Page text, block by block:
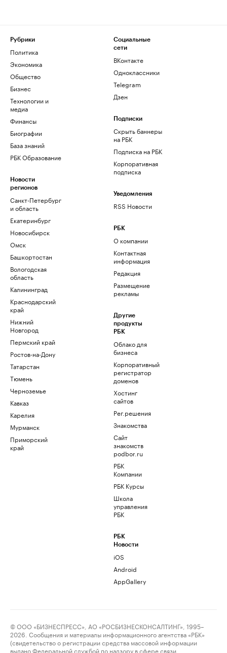
Рубрики
Политика
Экономика
Общество
Бизнес
Технологии и
медиа
Финансы
Биографии
База знаний
РБК Образование
Новости
регионов
Санкт-Петербург
и область
Екатеринбург
Новосибирск
Омск
Башкортостан
Вологодская
область
Калининград
Краснодарский
край
Нижний
Новгород
Пермский край
Ростов-на-Дону
Татарстан
Тюмень
Черноземье
Кавказ
Карелия
Мурманск
Приморский
край
Социальные
сети
ВКонтакте
Одноклассники
Telegram
Дзен
Подписки
Скрыть баннеры
на РБК
Подписка на РБК
Корпоративная
подписка
Уведомления
RSS Новости
РБК
О компании
Контактная
информация
Редакция
Размещение
рекламы
Другие
продукты
РБК
Облако для
бизнеса
Корпоративный
регистратор
доменов
Хостинг
сайтов
Рег.решения
Знакомства
Сайт
знакомств
podbor.ru
РБК
Компании
РБК Курсы
Школа
управления
РБК
РБК
Новости
iOS
Android
AppGallery
© ООО «БИЗНЕСПРЕСС», АО «РОСБИЗНЕСКОНСАЛТИНГ», 1995–
2026. Сообщения и материалы информационного агентства «РБК»
(свидетельство о регистрации средства массовой информации
выдано Федеральной службой по надзору в сфере связи,